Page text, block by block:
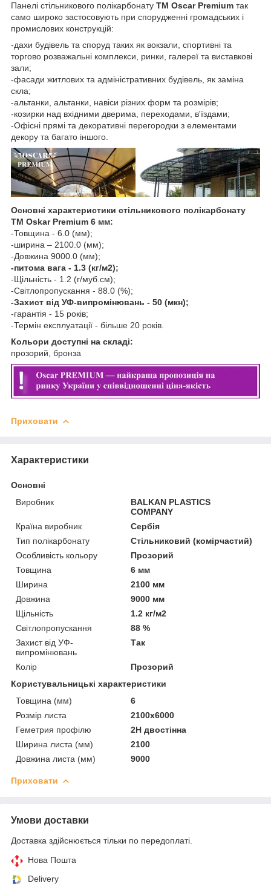
Панелі стільникового полікарбонату ТМ Oscar Premium так
само широко застосовують при спорудженні громадських і
промислових конструкцій:
-дахи будівель та споруд таких як вокзали, спортивні та
торгово розважальні комплекси, ринки, галереї та виставкові
зали;
-фасади житлових та адміністративних будівель, як заміна
скла;
-альтанки, альтанки, навіси різних форм та розмірів;
-козирки над вхідними дверима, переходами, в'їздами;
-Офісні прямі та декоративні перегородки з елементами
декору та багато іншого.
Основні характеристики стільникового полікарбонату
ТМ Oskar Premium 6 мм:
-Товщина - 6.0 (мм);
-ширина – 2100.0 (мм);
-Довжина 9000.0 (мм);
-питома вага - 1.3 (кг/м2);
-Щільність - 1.2 (г/муб.см);
-Світлопропускання - 88.0 (%);
-Захист від УФ-випромінювань - 50 (мкн);
-гарантія - 15 років;
-Термін експлуатації - більше 20 років.
Кольори доступні на складі:
прозорий, бронза
Приховати
Характеристики
Основні
Виробник
BALKAN PLASTICS
COMPANY
Країна виробник
Сербія
Тип полікарбонату
Стільниковий (комірчастий)
Особливість кольору
Прозорий
Товщина
6 мм
Ширина
2100 мм
Довжина
9000 мм
Щільність
1.2 кг/м2
Світлопропускання
88 %
Захист від УФ-
випромінювань
Так
Колір
Прозорий
Користувальницькі характеристики
Товщина (мм)
6
Розмір листа
2100х6000
Геметрия профілю
2Н двостінна
Ширина листа (мм)
2100
Довжина листа (мм)
9000
Приховати
Умови доставки
Доставка здійснюється тільки по передоплаті.
Нова Пошта
Delivery